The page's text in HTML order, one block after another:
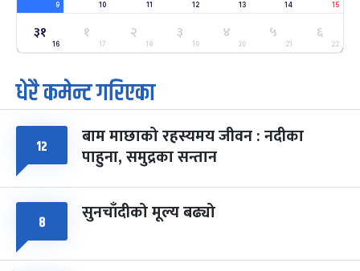
२५
मंगल
ग्याल्पो ल्होसार
फाल्गुन २५, २०८३ Mar 9, 2027
७ महिना बाँकी
७
आइत
पूर्णिमा व्रत
चैत्र ७, २०८३-Mar 21, 2027
८ फागुपूर्णिमा
चैत्र ८, २०८३-Mar 22, 2027
७ महिना बाँकी
9 10 11 12 13 14 15
३१
16
१
17
२
18
३
19
४
20
५
21
६
22
धेरै कमेन्ट गरिएका
१२ बाम माछाको रहस्यमय जीवन : नदीका
पाहुना, समुद्रका सन्तान
८ सुनचाँदीको मूल्य बढ्यो